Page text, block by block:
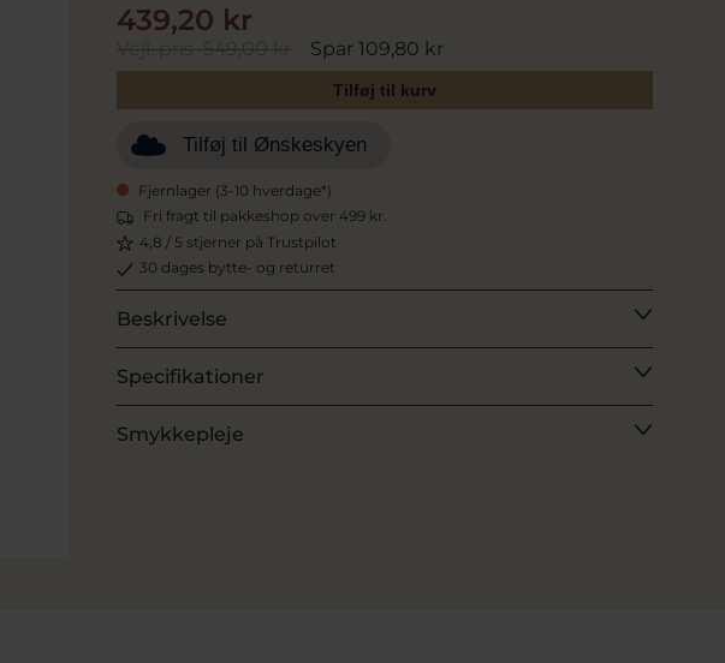
Vejl. pris549,00 kr Spar 109,80 kr
439,20 kr
Tilføj til kurv
Tilføj til Ønskeskyen
Fjernlager (3-10 hverdage*)
Fri fragt til pakkeshop over 499 kr.
4,8 / 5 stjerner på Trustpilot
30 dages bytte- og returret
Beskrivelse
Specifikationer
Smykkepleje